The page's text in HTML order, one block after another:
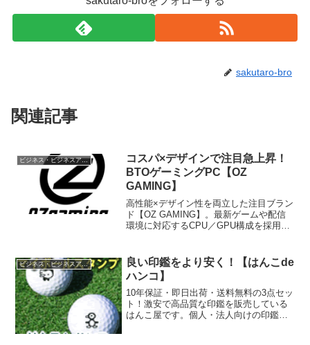
sakutaro-bro
関連記事
ビジネス・ビジネスアイテム
コスパ×デザインで注目急上昇！
BTOゲーミングPC【OZ
GAMING】
高性能×デザイン性を両立した注目ブラン
ド【OZ GAMING】。最新ゲームや配信
環境に対応するCPU／GPU構成を採用
す。
ビジネス・ビジネスアイテム
良い印鑑をより安く！【はんこde
ハンコ】
10年保証・即日出荷・送料無料の3点セッ
ト！激安で高品質な印鑑を販売している
はんこ屋です。個人・法人向けの印鑑・